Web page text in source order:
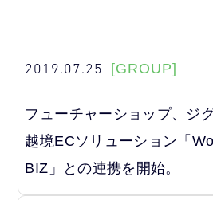
2019.07.25 [GROUP]
フューチャーショップ、ジ
越境ECソリューション「
BIZ」との連携を開始。